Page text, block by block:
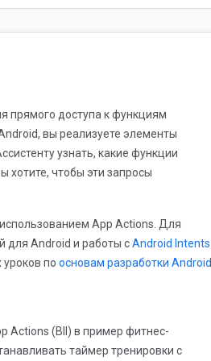
прямого доступа к функциям
вы реализуете элементы
узнать, какие функции
хотите, чтобы эти запросы
App Actions. Для
для Android и работы сAndroid Intents
по основам разработки Android
Actions (BII) в пример фитнес-
таймер тренировки с